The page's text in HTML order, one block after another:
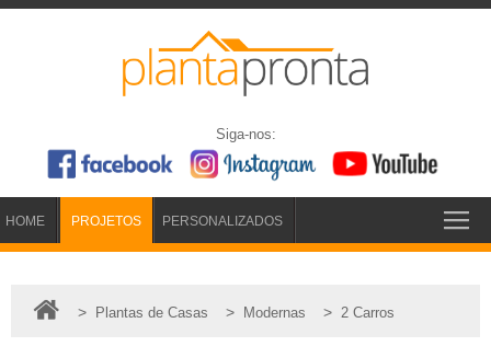
Siga-nos:
HOME PROJETOS PERSONALIZADOS
> Plantas de Casas > Modernas > 2 Carros